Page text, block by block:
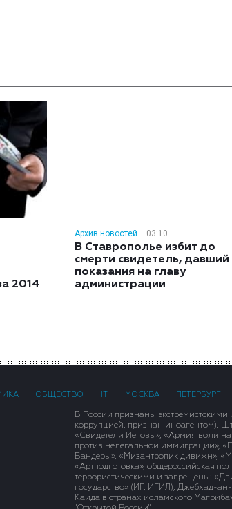
2014
Архив новостей 03:10
В Ставрополье избит до
смерти свидетель, давший
показания на главу
администрации
ОБЩЕСТВО МОСКВА ПЕТЕРБУРГ
В России признаны
коррупцией, признан иноагентом),
«Свидетели Иеговы», «Армия воли
против нелегальной иммиграции»,
Бандеры», «Мизантропик дивижн»,
«Артподготовка», общероссийская
террористическими и запрещены:
государство» (ИГ, ИГИЛ), Джебхад-
Каида в странах исламского